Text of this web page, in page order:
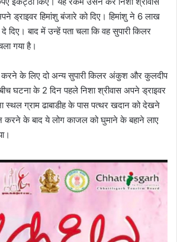
ड्राइवर हिमांशु बंजारे को दिए। हिमांशु ने 6 लाख
दिए। बाद में उन्हें पता चला कि वह सुपारी किलर
गया है।
करने के लिए दो अन्य सुपारी किलर अंकुश और कुलदीप
घटना के 2 दिन पहले निशा श्रीवास अपने ड्राइवर
स्थल ग्राम ढाबाडीह के पास पत्थर खदान को देखने
के बाद ये लोग काजल को घुमाने के बहाने लाए